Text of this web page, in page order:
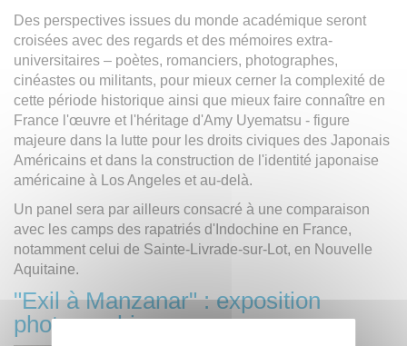
Des perspectives issues du monde académique seront
croisées avec des regards et des mémoires extra-
universitaires – poètes, romanciers, photographes,
cinéastes ou militants, pour mieux cerner la complexité de
cette période historique ainsi que mieux faire connaître en
France l'œuvre et l'héritage d'Amy Uyematsu - figure
majeure dans la lutte pour les droits civiques des Japonais
Américains et dans la construction de l'identité japonaise
américaine à Los Angeles et au-delà.
Un panel sera par ailleurs consacré à une comparaison
avec les camps des rapatriés d'Indochine en France,
notamment celui de Sainte-Livrade-sur-Lot, en Nouvelle
Aquitaine.
"Exil à Manzanar" : exposition
photographique